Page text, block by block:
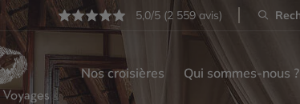
5,0/5 (2 559 avis)
Nos croisières Qui sommes-nous ?